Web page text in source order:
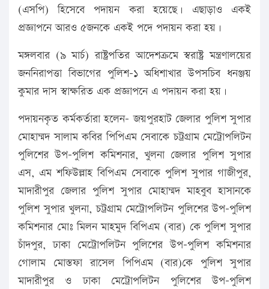
(এসপি) হিসেবে পদায়ন করা হয়েছে। এছাড়াও একই
প্রজ্ঞাপনে আরও ৫জনকে একই পদে পদায়ন করা হয়।
মঙ্গলবার (৯ মার্চ) রাষ্ট্রপতির আদেশক্রমে স্বরাষ্ট্র মন্ত্রণালয়ের
জননিরাপত্তা বিভাগের পুলিশ-১ অধিশাখার উপসচিব ধনঞ্জয়
কুমার দাস স্বাক্ষরিত এক প্রজ্ঞাপনে এ পদায়ন করা হয়।
পদায়নকৃত কর্মকর্তারা হলেন- জয়পুরহাট জেলার পুলিশ সুপার
মোহাম্মদ সালাম কবির পিপিএম সেবাকে চট্রগ্রাম মেট্রোপলিটন
পুলিশের উপ-পুলিশ কমিশনার, খুলনা জেলার পুলিশ সুপার
এস, এম শফিউল্লাহ বিপিএম সেবাকে পুলিশ সুপার গাজীপুর,
মাদারীপুর জেলার পুলিশ সুপার মোহাম্মদ মাহবুব হাসানকে
পুলিশ সুপার খুলনা, চট্রগ্রাম মেট্রোপলিটন পুলিশের উপ-পুলিশ
কমিশনার মোঃ মিলন মাহমুদ বিপিএম (বার) কে পুলিশ সুপার
চাঁদপুর, ঢাকা মেট্রোপলিটন পুলিশের উপ-পুলিশ কমিশনার
গোলাম মোস্তফা রাসেল পিপিএম (বার)কে পুলিশ সুপার
মাদারীপুর ও ঢাকা মেট্রোপলিটন পুলিশের উপ-পুলিশ